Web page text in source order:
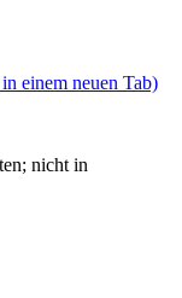
einem neuen Tab)
nicht in